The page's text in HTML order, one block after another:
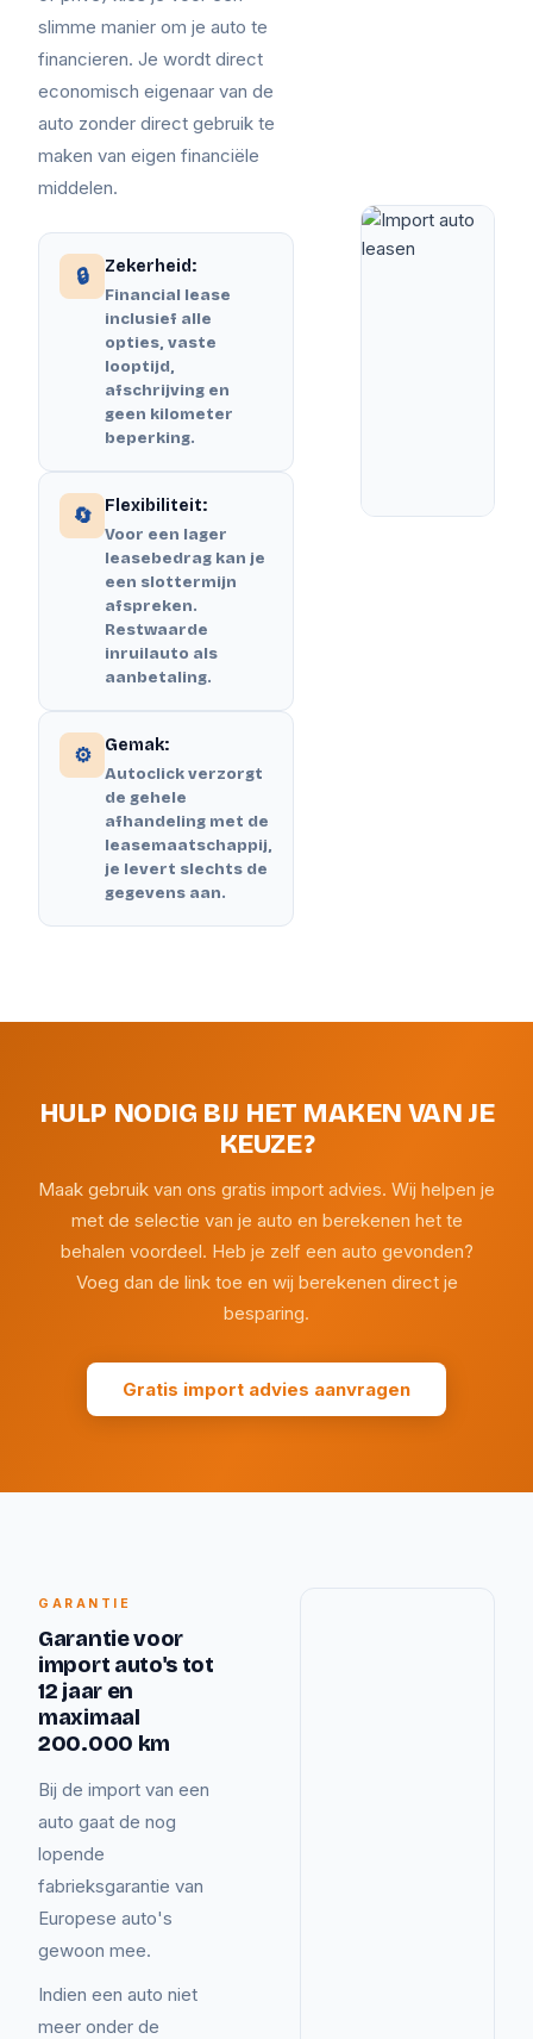
slimme manier om je auto te
financieren. Je wordt direct
economisch eigenaar van de
auto zonder direct gebruik te
maken van eigen financiële
middelen.
🔒 Zekerheid:
Financial lease
inclusief alle
opties, vaste
looptijd,
afschrijving en
geen kilometer
beperking.
🔄 Flexibiliteit:
Voor een lager
leasebedrag kan je
een slottermijn
afspreken.
Restwaarde
inruilauto als
aanbetaling.
⚙️ Gemak:
Autoclick verzorgt
de gehele
afhandeling met de
leasemaatschappij,
je levert slechts de
gegevens aan.
HULP NODIG BIJ HET MAKEN VAN JE
KEUZE?
Maak gebruik van ons gratis import advies. Wij helpen je
met de selectie van je auto en berekenen het te
behalen voordeel. Heb je zelf een auto gevonden?
Voeg dan de link toe en wij berekenen direct je
besparing.
Gratis import advies aanvragen
GARANTIE
Garantie voor
import auto's tot
12 jaar en
maximaal
200.000 km
Bij de import van een
auto gaat de nog
lopende
fabrieksgarantie van
Europese auto's
gewoon mee.
Indien een auto niet
meer onder de